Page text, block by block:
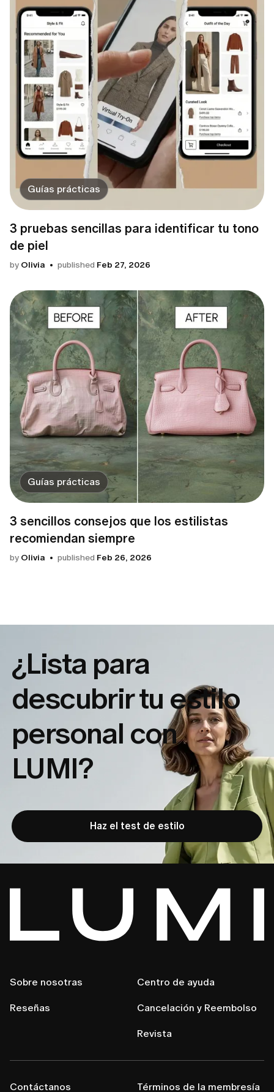
Guías prácticas
3 pruebas sencillas para identificar tu tono
de piel
by Olivia published Feb 27, 2026
Guías prácticas
3 sencillos consejos que los estilistas
recomiendan siempre
by Olivia published Feb 26, 2026
¿Lista para
descubrir tu estilo
personal con
LUMI?
Haz el test de estilo
Sobre nosotras
Reseñas
Centro de ayuda
Cancelación y Reembolso
Revista
Contáctanos Términos de la membresía